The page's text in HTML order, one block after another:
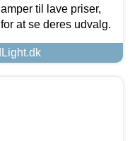
til lave priser,
at se deres udvalg.